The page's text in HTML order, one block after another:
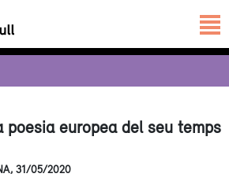
poesia europea del seu temps
31/05/2020